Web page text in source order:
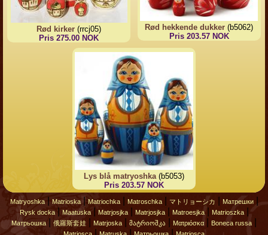
Rød kirker (rrcj05)
Pris 275.00 NOK
Rød hekkende dukker (b5062)
Pris 203.57 NOK
Lys blå matryoshka(b5053)
Pris 203.57 NOK
Matryoshka| Matrioska| Matriochka| Matroschka| マトリョーシカ Матрешки|
Rysk docka| Maatuska| Matrjosjka| Matrjosjka| Matroesjka| Matrioszka|
Матрьошка 俄羅斯套娃 Matrjoska მატრიოშკა Ματριόσκα Boneca russa
Matriosca Matruska Матрьошка Matriosca